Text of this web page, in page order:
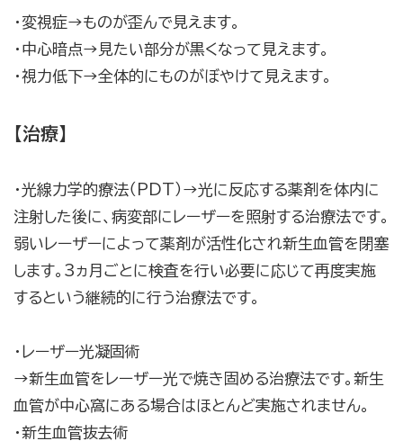
・変視症→ものが歪んで見えます。
・中心暗点→見たい部分が黒くなって見えます。
・視力低下→全体的にものがぼやけて見えます。
【治療】
・光線力学的療法（PDT）→光に反応する薬剤を体内に
注射した後に、病変部にレーザーを照射する治療法です。
弱いレーザーによって薬剤が活性化され新生血管を閉塞
します。3ヵ月ごとに検査を行い必要に応じて再度実施
するという継続的に行う治療法です。
・レーザー光凝固術
→新生血管をレーザー光で焼き固める治療法です。新生
血管が中心窩にある場合はほとんど実施されません。
・新生血管抜去術